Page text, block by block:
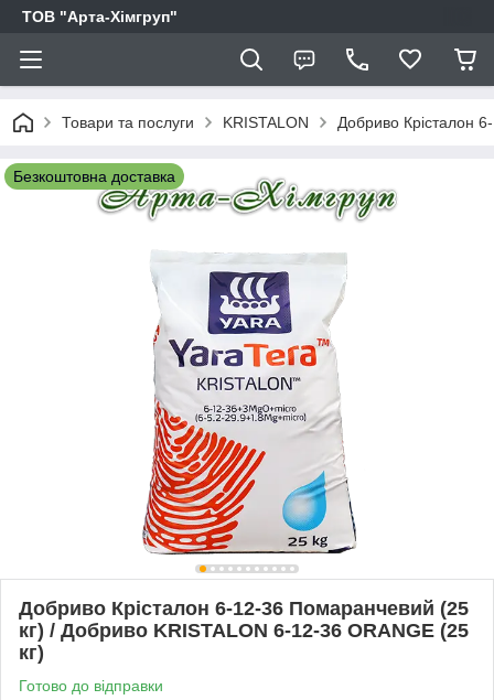
ТОВ "Арта-Хімгруп"
Товари та послуги KRISTALON Добриво Крісталон
Безкоштовна доставка
Добриво Крісталон 6-12-36 Помаранчевий (25
кг) / Добриво KRISTALON 6-12-36 ORANGE (25
кг)
Готово до відправки